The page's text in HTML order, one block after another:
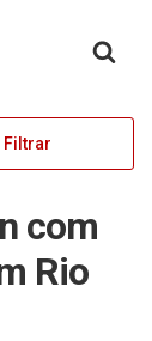
Filtrar
com
Rio